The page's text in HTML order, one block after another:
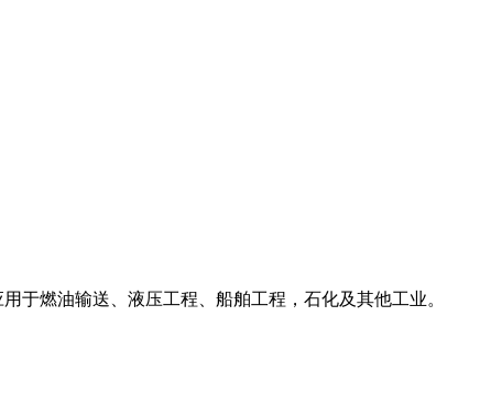
于燃油输送、液压工程、船舶工程，石化及其他工业。